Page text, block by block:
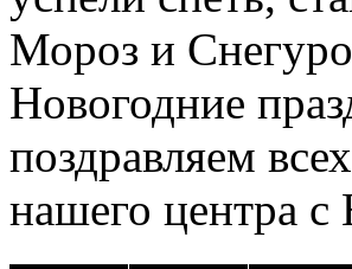
Мороз и
Новогодние
поздравляем
нашего центра